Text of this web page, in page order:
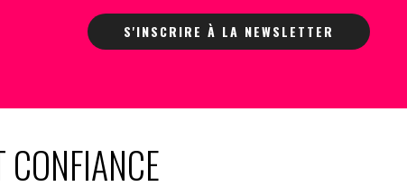
S'INSCRIRE À LA NEWSLETTER